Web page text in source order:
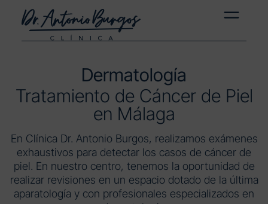
Dermatología
Tratamiento de Cáncer de Piel
en Málaga
En Clínica Dr. Antonio Burgos, realizamos exámenes
exhaustivos para detectar los casos de cáncer de
piel. En nuestro centro, tenemos la oportunidad de
realizar revisiones en un espacio dotado de la última
aparatología y con profesionales especializados en